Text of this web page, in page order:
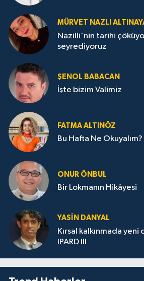
MÜRVET NAZLI
Nazilli'nin tarihi
seyrediyoruz
ŞENOL BABACAN
İşte bizim Valimiz
FATMA ALTINÖZ
Bu Hafta Ne
ONUR ÖNBUL
Bir Lokmanın Hikâyesi
YASIN DANYAL
Kırsal kalkınmada yeni
IPARD III